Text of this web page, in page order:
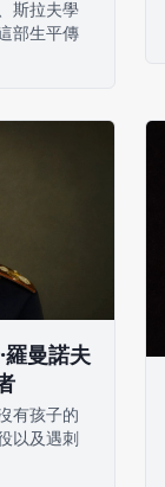
斯拉夫學
部生平傳
羅曼諾夫
有孩子的
以及遇刺